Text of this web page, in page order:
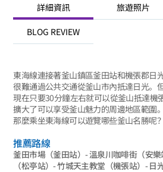
詳細資訊 旅遊照片
BLOG REVIEW
東海線連接著釜山鎮區釜田站和機張郡日
很難通過公共交通從釜山市內抵達日光。
現在只要30分鐘左右就可以從釜山抵達機
擴大了可以享受釜山魅力的周邊地區範圍。
那麼乘坐東海線可以遊覽哪些釜山名勝呢？
推薦路線
釜田市場（釜田站）- 溫泉川咖啡街（安
（松亭站）- 竹城天主教堂（機張站）- 日